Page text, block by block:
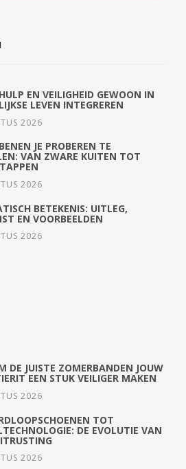
EN VEILIGHEID GEWOON IN
LEVEN INTEGREREN
2026
JE PROBEREN TE
VAN ZWARE KUITEN TOT
2026
BETEKENIS: UITLEG,
EN VOORBEELDEN
2026
DE JUISTE ZOMERBANDEN JOUW
EEN STUK VEILIGER MAKEN
2026
TOT
DE EVOLUTIE VAN
2026